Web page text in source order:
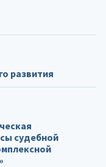
развития
судебной